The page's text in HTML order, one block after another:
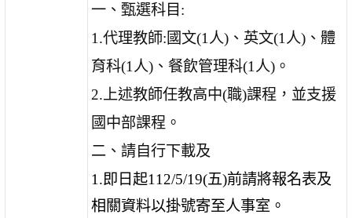
一、 甄選科目:
1.代理教師:國文(1人)、英文(1人)、體
育科(1人)、餐飲管理科(1人)。
2. 上述教師任教高中(職)課程，並支援
國中部課程。
二、請自行下載及
1.即日起112/5/19(五)前請將報名表及
相關資料以掛號寄至人事室。